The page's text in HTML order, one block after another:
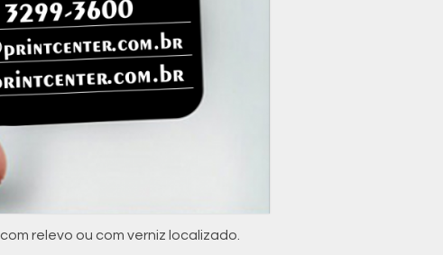
relevo ou com verniz localizado.